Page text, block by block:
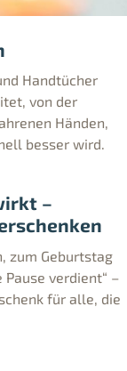
Handtücher
von der
Händen,
besser wird.
–
zum Geburtstag
verdient“ –
für alle, die